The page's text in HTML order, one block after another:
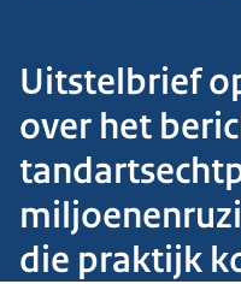
Uitstelbrief
over het
die praktijk